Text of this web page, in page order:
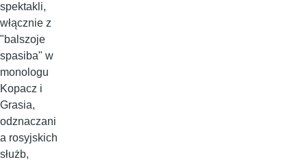
spektakli,
włącznie z
"balszoje
spasiba" w
monologu
Kopacz i
Grasia,
odznaczani
a rosyjskich
służb,